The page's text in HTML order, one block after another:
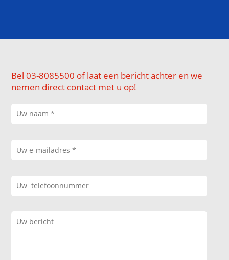
Bel 03-8085500 of laat een bericht achter en we
nemen direct contact met u op!